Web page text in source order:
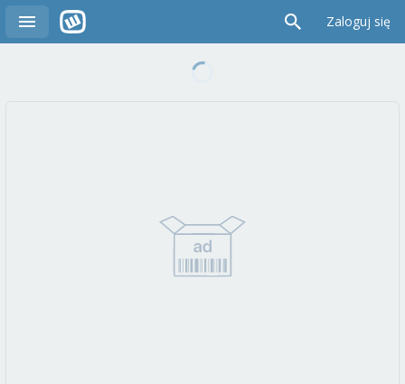
Zaloguj się